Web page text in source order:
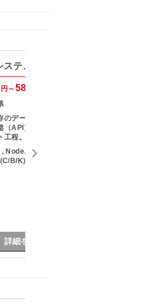
テム開発支援
～58
のデータを活用するための連
（API）を構築 ・要件定義～
工程。
Node.js , Angular.js ,
B/K)
詳細を見る